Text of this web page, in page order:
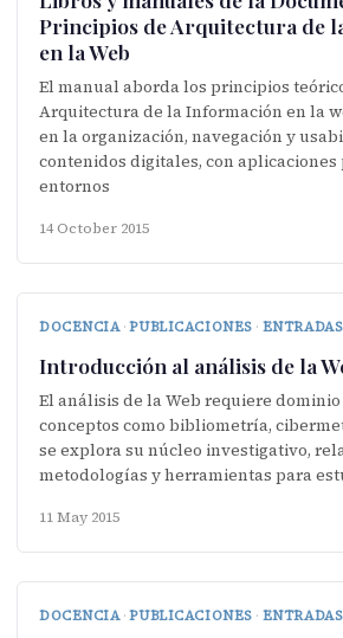
Principios de Arquitectura de
en la Web
El manual aborda los principios
Arquitectura de la Información en la
en la organización, navegación y
contenidos digitales, con aplicaciones
entornos
14 October 2015
DOCENCIA · PUBLICACIONES · ENTRADAS
Introducción al análisis de la
El análisis de la Web requiere
conceptos como bibliometría,
se explora su núcleo investigativo,
metodologías y herramientas para
11 May 2015
DOCENCIA · PUBLICACIONES · ENTRADAS